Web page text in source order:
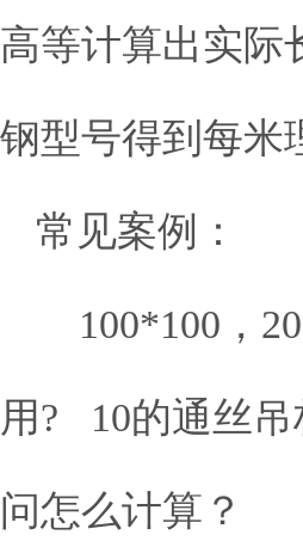
高等计算出实际
钢型号得到每米
常见案例：
100*100，
用? 10的通丝吊
问怎么计算？